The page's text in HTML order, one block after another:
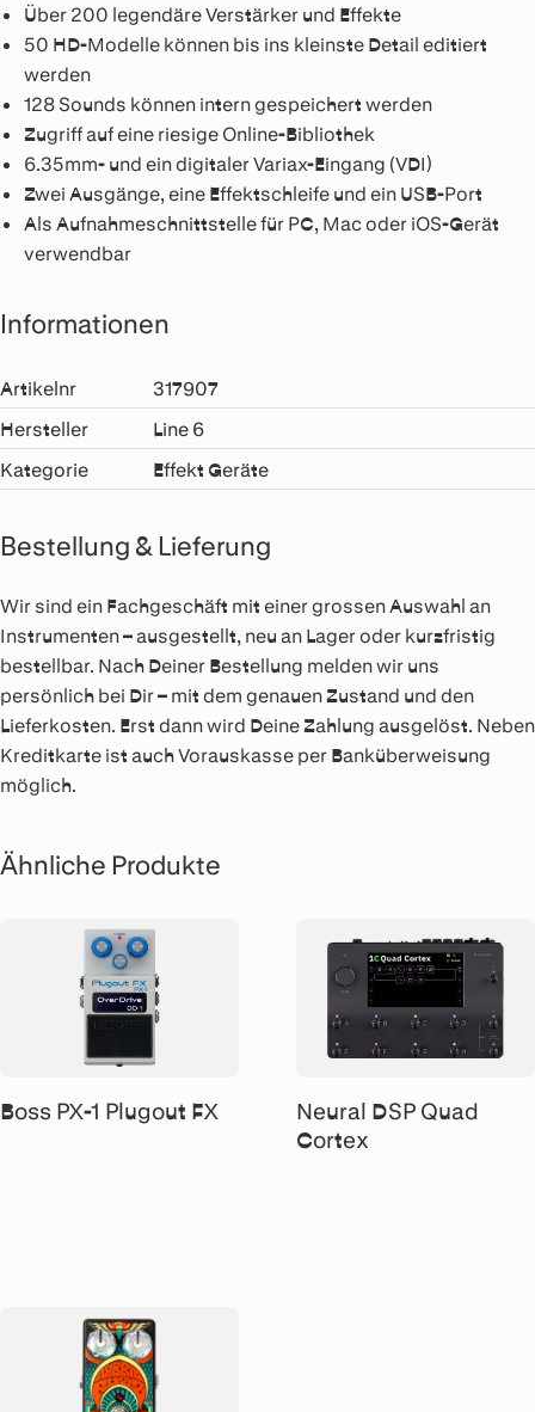
Über 200 legendäre Verstärker und Effekte
50 HD-Modelle können bis ins kleinste Detail editiert
werden
128 Sounds können intern gespeichert werden
Zugriff auf eine riesige Online-Bibliothek
6.35mm- und ein digitaler Variax-Eingang (VDI)
Zwei Ausgänge, eine Effektschleife und ein USB-Port
Als Aufnahmeschnittstelle für PC, Mac oder iOS-Gerät
verwendbar
Informationen
Artikelnr
317907
Hersteller
Line 6
Kategorie
Effekt Geräte
Bestellung & Lieferung
Wir sind ein Fachgeschäft mit einer grossen Auswahl an
Instrumenten – ausgestellt, neu an Lager oder kurzfristig
bestellbar. Nach Deiner Bestellung melden wir uns
persönlich bei Dir – mit dem genauen Zustand und den
Lieferkosten. Erst dann wird Deine Zahlung ausgelöst. Neben
Kreditkarte ist auch Vorauskasse per Banküberweisung
möglich.
Ähnliche Produkte
Boss PX-1 Plugout FX
Neural DSP Quad
Cortex